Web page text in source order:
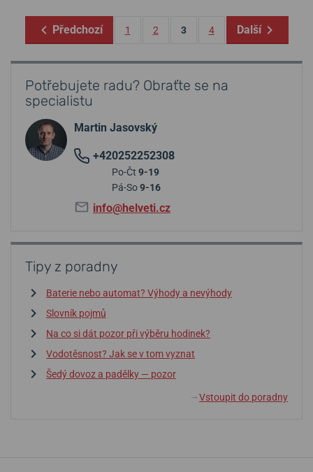
Předchozí 1 2 3 4 Další
Potřebujete radu? Obraťte se na
specialistu
Martin Jasovský
+420252252308
Po-Čt 9-19
Pá-So9-16
info@helveti.cz
Tipy z poradny
Baterie nebo automat? Výhody a nevýhody
Slovník pojmů
Na co si dát pozor při výběru hodinek?
Vodotěsnost? Jak se v tom vyznat
Šedý dovoz a padělky — pozor
↓ Vstoupit do poradny